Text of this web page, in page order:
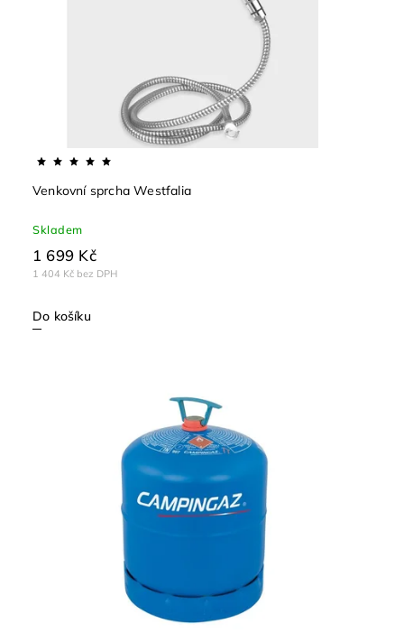
Venkovní sprcha Westfalia
Skladem
1 404 Kč bez DPH
1 699 Kč
Do košíku